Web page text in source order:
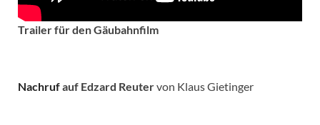
Trailer für den Gäubahnfilm
Nachrufauf Edzard Reutervon Klaus Gietinger